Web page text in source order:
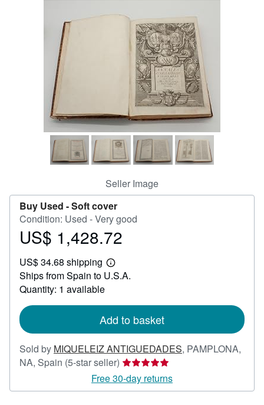
Art & Collectibles
Start Selling
CLOSE
Seller Image
Buy Used -Soft cover
Condition: Used - Very good
Price
1,428.72
US$ 1,428.72
US$ 34.68 shipping
Learn
more
Ships from Spain to U.S.A.
Quantity: 1 available
Add to basket
Sold by MIQUELEIZ ANTIGUEDADES, PAMPLONA,
NA, Spain (5-star seller) Seller
rating
5
Free 30-day returns